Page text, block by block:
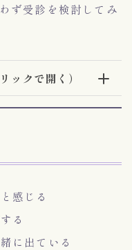
ず受診を検討してみ
ックで開く）
感じる
る
に出ている